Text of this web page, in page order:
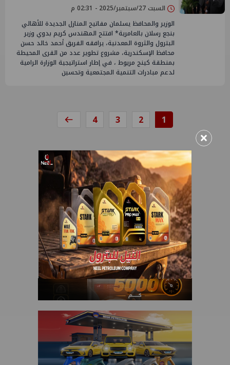
السبت 27/سبتمبر/2025 - 02:31 م
الوزير والمحافظ يسلمان مفاتيح المنازل الجديدة للأهالي
بنجع رسلان بالعامرية* افتتح المهندس كريم بدوي وزير
البترول والثروة المعدنية، يرافقه الفريق أحمد خالد حسن
محافظ الإسكندرية، مشروع تطوير عدد من القرى المحيطة
بمنطقة كينج مريوط ، في إطار استراتيجية الوزارة الرامية
لدعم مبادرات التنمية المجتمعية وتحسين
1
2
3
4
×